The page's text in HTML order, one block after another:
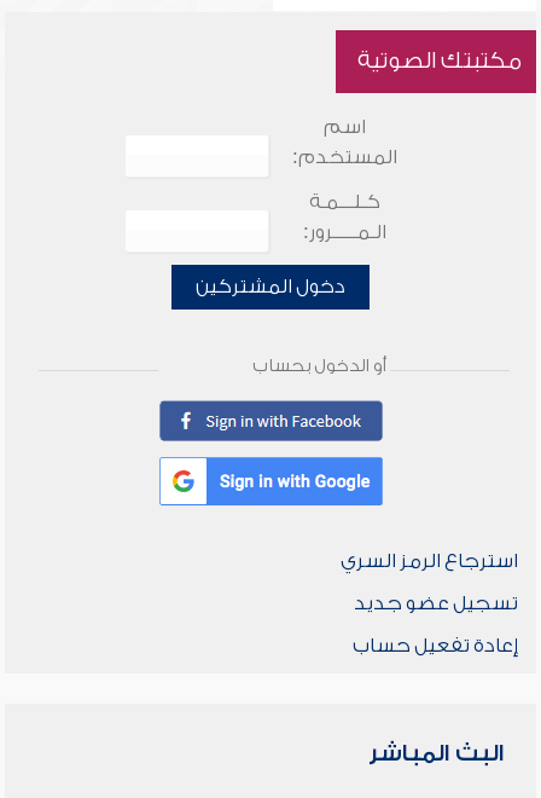
مكتبتك الصوتية
اسم
المستخدم:
كـلـــمـة
الـمـــــرور:
دخول المشتركين
أو الدخول بحساب
استرجاع الرمز السري
تسجيل عضو جديد
إعادة تفعيل حساب
البث المباشر